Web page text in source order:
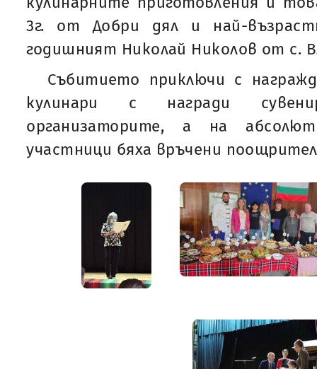
3г. от Добри дял и най-
годишният Николай Николов от с.
Събитието приключи с
кулинари с награди
организаторите, а на
участници бяха връчени